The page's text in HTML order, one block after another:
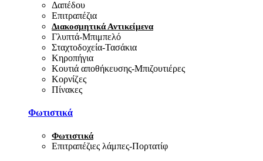
Δαπέδου
Επιτραπέζια
Διακοσμητικά Αντικείμενα
Γλυπτά-Μπιμπελό
Σταχτοδοχεία-Τασάκια
Κηροπήγια
Κουτιά αποθήκευσης-Μπιζουτιέρες
Κορνίζες
Πίνακες
Φωτιστικά
Φωτιστικά
Επιτραπέζιες λάμπες-Πορτατίφ